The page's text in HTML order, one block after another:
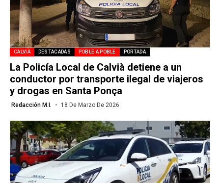
CALVIÀ DESTACADAS POBLE A POBLE PORTADA
La Policía Local de Calvià detiene a un
conductor por transporte ilegal de viajeros
y drogas en Santa Ponça
Redacción M.I. 18 De Marzo De 2026